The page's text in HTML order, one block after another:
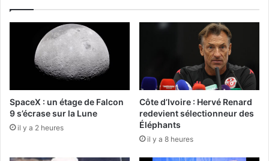
SpaceX : un étage de Falcon
9 s’écrase sur la Lune
il y a 2 heures
Côte d’Ivoire : Hervé Renard
redevient sélectionneur des
Éléphants
il y a 8 heures